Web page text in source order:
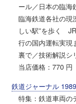
ール／日本の臨海
臨海鉄道各社の現
しい駅”を歩く
行の国内運転実
裏で／技術解説
当店価格：770 円
鉄道ジャーナル
特集：鉄道車両の